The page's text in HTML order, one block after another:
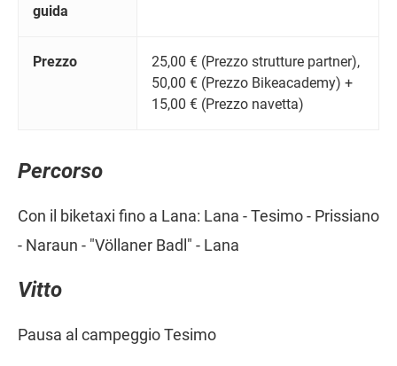
guida
Prezzo
25,00 € (Prezzo strutture partner),
50,00 € (Prezzo Bikeacademy) +
15,00 € (Prezzo navetta)
Percorso
Con il biketaxi fino a Lana: Lana - Tesimo - Prissiano
- Naraun - "Völlaner Badl" - Lana
Vitto
Pausa al campeggio Tesimo